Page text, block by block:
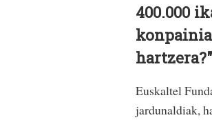
400.000
hartzera?"
Euskaltel
jardunaldiak,